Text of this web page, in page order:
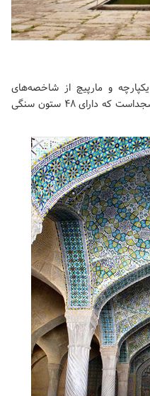
و مارپیچ از شاخصه‌های
معماری ایرانی واز مناطق دیدنی این مسجداست که دارای ۴۸ ستون سنگی